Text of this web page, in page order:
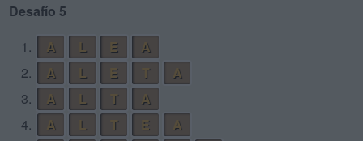
Desafío 5
1.
A L E
A
2.
A L E T
A
3.
A L T
A
4.
A L T E
A